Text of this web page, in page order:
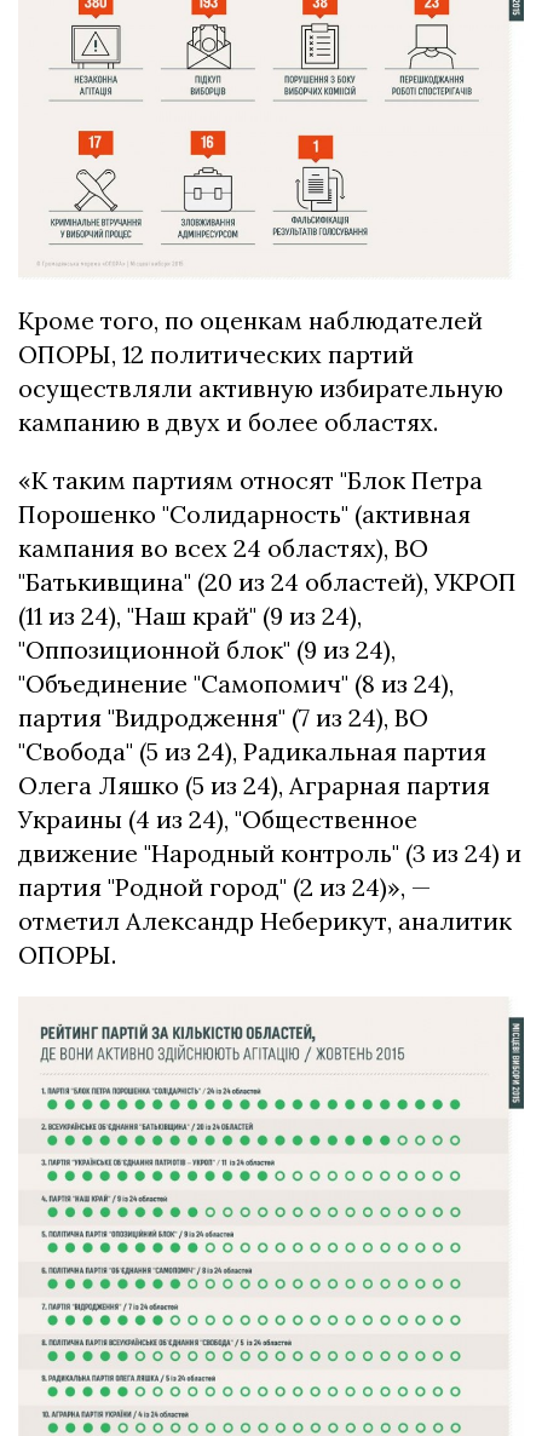
Кроме того, по оценкам наблюдателей
ОПОРЫ, 12 политических партий
осуществляли активную избирательную
кампанию в двух и более областях.
«К таким партиям относят "Блок Петра
Порошенко "Солидарность" (активная
кампания во всех 24 областях), ВО
"Батькивщина" (20 из 24 областей), УКРОП
(11 из 24), "Наш край" (9 из 24),
"Оппозиционной блок" (9 из 24),
"Объединение "Самопомич" (8 из 24),
партия "Видродження" (7 из 24), ВО
"Свобода" (5 из 24), Радикальная партия
Олега Ляшко (5 из 24), Аграрная партия
Украины (4 из 24), "Общественное
движение "Народный контроль" (3 из 24) и
партия "Родной город" (2 из 24)», —
отметил Александр Неберикут, аналитик
ОПОРЫ.